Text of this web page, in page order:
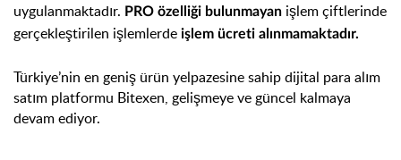
uygulanmaktadır. PRO özelliği bulunmayan işlem çiftlerinde
gerçekleştirilen işlemlerde işlem ücreti alınmamaktadır.
Türkiye’nin en geniş ürün yelpazesine sahip dijital para alım
satım platformu Bitexen, gelişmeye ve güncel kalmaya
devam ediyor.